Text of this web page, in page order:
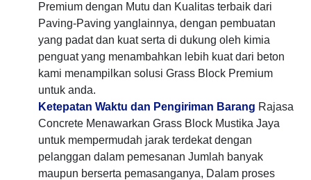
Premium dengan Mutu dan Kualitas terbaik dari
Paving-Paving yanglainnya, dengan pembuatan
yang padat dan kuat serta di dukung oleh kimia
penguat yang menambahkan lebih kuat dari beton
kami menampilkan solusi Grass Block Premium
untuk anda.
Ketepatan Waktu dan Pengiriman Barang Rajasa
Concrete Menawarkan Grass Block Mustika Jaya
untuk mempermudah jarak terdekat dengan
pelanggan dalam pemesanan Jumlah banyak
maupun berserta pemasanganya, Dalam proses